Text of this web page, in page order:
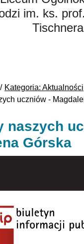
im. ks.
Tischnera
Kategoria: Aktualności
uczniów -
naszych
Górska